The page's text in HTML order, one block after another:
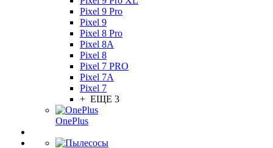
Pixel 9 Pro
Pixel 9
Pixel 8 Pro
Pixel 8A
Pixel 8
Pixel 7 PRO
Pixel 7A
Pixel 7
+ ЕЩЕ 3
OnePlus